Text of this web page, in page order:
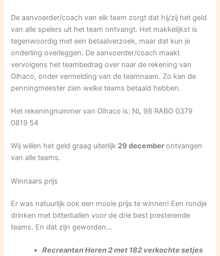
De aanvoerder/coach van elk team zorgt dat hij/zij het geld
van alle spelers uit het team ontvangt. Het makkelijkst is
tegenwoordig met een betaalverzoek, maar dat kun je
onderling overleggen. De aanvoerder/coach maakt
vervolgens het teambedrag over naar de rekening van
Olhaco, onder vermelding van de teamnaam. Zo kan de
penningmeester zien welke teams betaald hebben.
Het rekeningnummer van Olhaco is: NL 98 RABO 0379
0819 54
Wij willen het geld graag uiterlijk 29 decemberontvangen
van alle teams.
Winnaars prijs
Er was natuurlijk ook een mooie prijs te winnen! Een rondje
drinken met bitterballen voor de drie best presterende
teams. En dat zijn geworden…
Recreanten Heren 2 met 182 verkochte setjes